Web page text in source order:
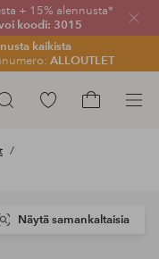
+ 15% alennusta*
koodi: 3015
kaikista
ALLOUTLET
Sulje
Siirry
Näytä samankaltaisia